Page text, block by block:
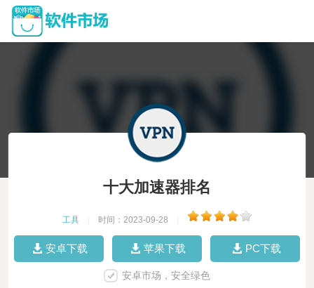
十大加速器排名
工具 时间：2023-09-28
安卓下载 苹果下载 PC下载
安卓市场，安全绿色